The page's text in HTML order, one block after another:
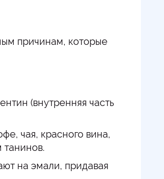
причинам, которые
(внутренняя часть
чая, красного вина,
на эмали, придавая